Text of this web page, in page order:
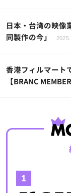
日本・台湾の映像
同製作の今」
香港フィルマート
【BRANC